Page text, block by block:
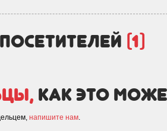
(1)
как это
напишите нам.